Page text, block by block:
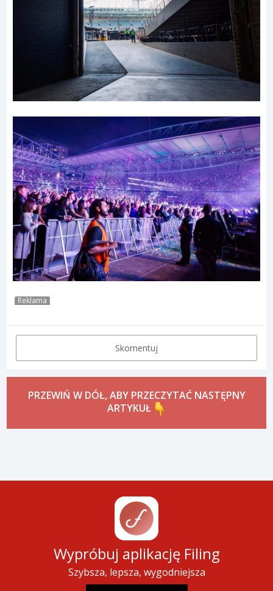
Reklama
Skomentuj
PRZEWIŃ W DÓŁ, ABY PRZECZYTAĆ NASTĘPNY
ARTYKUŁ
Wypróbuj aplikację Filing
Szybsza, lepsza, wygodniejsza